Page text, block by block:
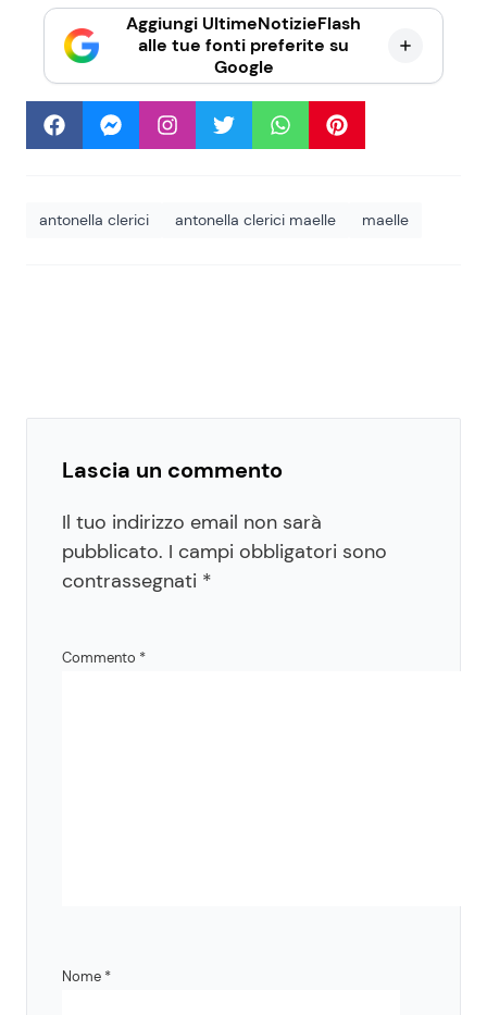
Aggiungi UltimeNotizieFlash
alle tue fonti preferite su
Google
antonella clerici antonella clerici maelle maelle
Lascia un commento
Il tuo indirizzo email non sarà
pubblicato. I campi obbligatori sono
contrassegnati *
Commento *
Nome *